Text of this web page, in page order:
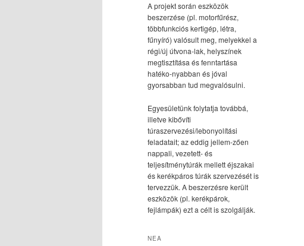
A projekt során eszközök
beszerzése (pl. motorfűrész,
többfunkciós kertigép, létra,
fűnyíró) valósult meg, melyekkel a
régi/új útvona-lak, helyszínek
megtisztítása és fenntartása
hatéko-nyabban és jóval
gyorsabban tud megvalósulni.
Egyesületünk folytatja továbbá,
illetve kibővíti
túraszervezési/lebonyolítási
feladatait; az eddig jellem-zően
nappali, vezetett- és
teljesítménytúrák mellett éjszakai
és kerékpáros túrák szervezését is
tervezzük. A beszerzésre került
eszközök (pl. kerékpárok,
fejlámpák) ezt a célt is szolgálják.
NEA